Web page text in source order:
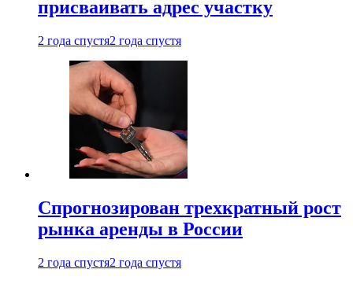
присваивать адрес участку
2 года спустя2 года спустя
Спрогнозирован трехкратный рост
рынка аренды в России
2 года спустя2 года спустя